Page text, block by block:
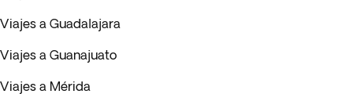
Viajes a Guadalajara
Viajes a Guanajuato
Viajes a Mérida